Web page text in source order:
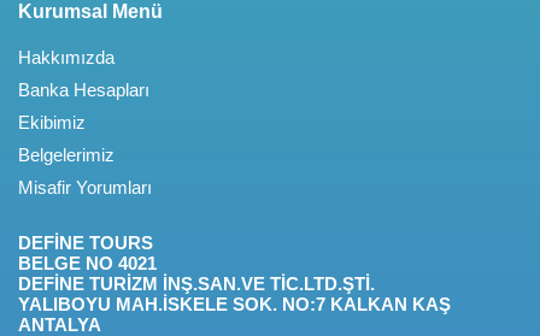
Kurumsal Menü
Hakkımızda
Banka Hesapları
Ekibimiz
Belgelerimiz
Misafir Yorumları
DEFİNE TOURS
BELGE NO 4021
DEFİNE TURİZM İNŞ.SAN.VE TİC.LTD.ŞTİ.
YALIBOYU MAH.İSKELE SOK. NO:7 KALKAN KAŞ
ANTALYA